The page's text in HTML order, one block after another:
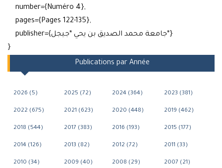
number={Numéro 4},
pages={Pages 122-135},
publisher={جامعة محمد الصديق بن يحي *جيجل*}
}
Publications par Année
2026 (5) 2025 (72) 2024 (364) 2023 (381)
2022 (675) 2021 (623) 2020 (448) 2019 (462)
2018 (544) 2017 (383) 2016 (193) 2015 (177)
2014 (126) 2013 (82) 2012 (72) 2011 (33)
2010 (34) 2009 (40) 2008 (29) 2007 (21)